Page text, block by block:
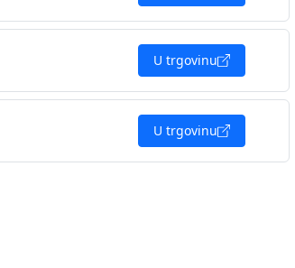
U trgovinu
U trgovinu